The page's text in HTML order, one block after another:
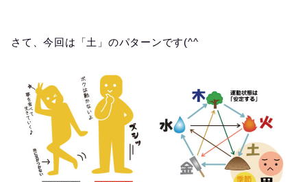
さて、今回は「土」のパターンです(^^